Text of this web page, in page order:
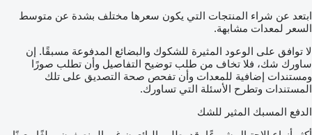
ابتعد عن شراء المنتجات التي يكون سعرها مختلف بشدة عن متوسط
السعر لمعدات مشابهة.
لا توافق على الوعود المثيرة للشكوك والبضائع المدفوعة مسبقًا. إن
ساورك شك، فلا تخاف من طلب توضيح التفاصيل وأن تطلب صورًا
ومستندات إضافية للمعدات وأن تفحص صحة التصديق على تلك
المستندات وتطرح الأسئلة التي تساورك.
الدفع المسبك المثير للشك